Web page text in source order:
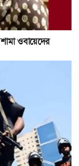
ওবায়েদের